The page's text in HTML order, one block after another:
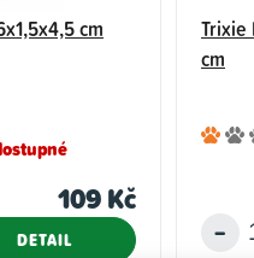
cm
109 Kč
DETAIL
Trixie
cm